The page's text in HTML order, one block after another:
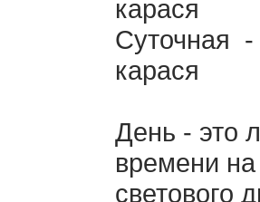
карася
Суточная -
карася
День - это
времени
светового